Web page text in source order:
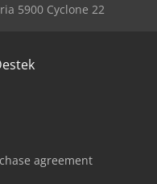
5900 Cyclone 22
agreement